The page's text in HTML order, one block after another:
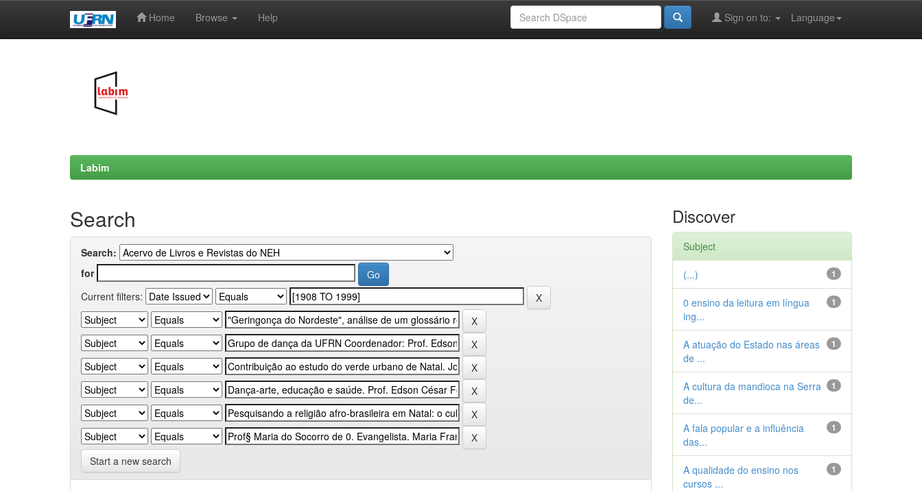
Home Browse Help Language
Sign on to:
Labim
Search
Search:
for
Current filters:
Start a new search
Discover
Subject
1
(...)
1
0 ensino da leitura em língua
ing...
1
A atuação do Estado nas áreas
de ...
1
A cultura da mandioca na Serra
de...
1
A fala popular e a influência
das...
1
A qualidade do ensino nos
cursos ...